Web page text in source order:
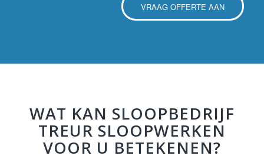
VRAAG OFFERTE AAN
WAT KAN SLOOPBEDRIJF
TREUR SLOOPWERKEN
VOOR U BETEKENEN?